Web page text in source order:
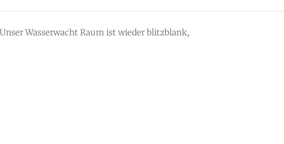
Wasserwacht Raum ist wieder blitzblank,